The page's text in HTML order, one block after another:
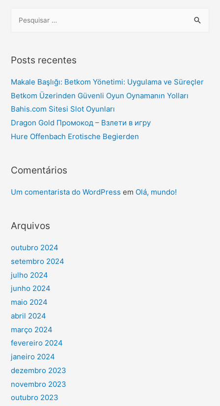
Posts recentes
Makale Başlığı: Betkom Yönetimi: Uygulama ve Süreçler
Betkom Üzerinden Güvenli Oyun Oynamanın Yolları
Bahis.com Sitesi Slot Oyunları
Dragon Gold Промокод – Взлети в игру
Hure Offenbach Erotische Begierden
Comentários
Um comentarista do WordPress em Olá, mundo!
Arquivos
outubro 2024
setembro 2024
julho 2024
junho 2024
maio 2024
abril 2024
março 2024
fevereiro 2024
janeiro 2024
dezembro 2023
novembro 2023
outubro 2023